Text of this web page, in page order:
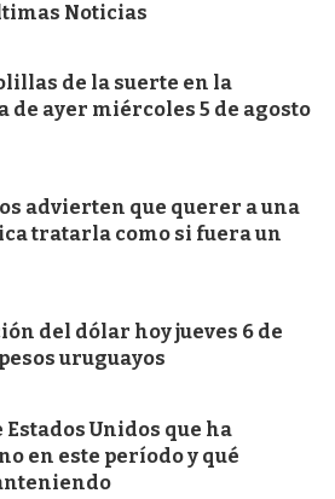
Noticias
de la suerte en la
de ayer miércoles 5 de agosto
advierten que querer a una
tratarla como si fuera un
del dólar hoy jueves 6 de
uruguayos
Unidos que ha
en este período y qué